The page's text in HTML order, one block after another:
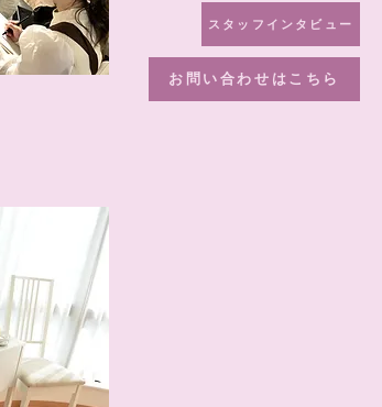
スタッフインタビュー
お問い合わせはこちら